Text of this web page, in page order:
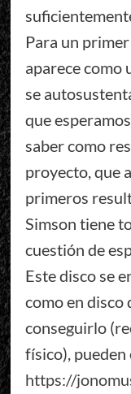
Para un primer
aparece como
se
que
saber como
proyecto, que
primeros
Simson tiene
cuestión de
Este disco se
como en disco
conseguirlo
físico),
https://